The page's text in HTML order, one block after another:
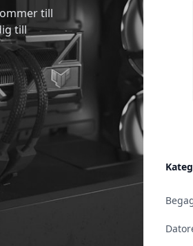
till
till
Kontakt & Öppettider